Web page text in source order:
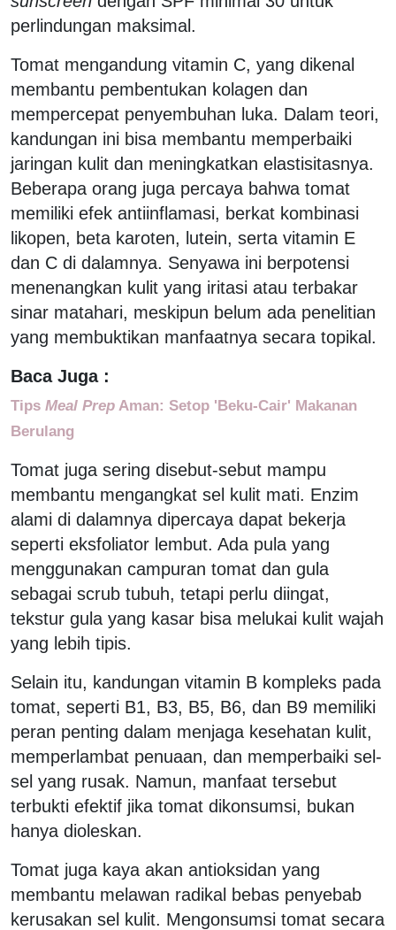
perlindungan maksimal.
Tomat mengandung vitamin C, yang dikenal
membantu pembentukan kolagen dan
mempercepat penyembuhan luka. Dalam teori,
kandungan ini bisa membantu memperbaiki
jaringan kulit dan meningkatkan elastisitasnya.
Beberapa orang juga percaya bahwa tomat
memiliki efek antiinflamasi, berkat kombinasi
likopen, beta karoten, lutein, serta vitamin E
dan C di dalamnya. Senyawa ini berpotensi
menenangkan kulit yang iritasi atau terbakar
sinar matahari, meskipun belum ada penelitian
yang membuktikan manfaatnya secara topikal.
Baca Juga :
Tips Meal Prep Aman: Setop 'Beku-Cair' Makanan
Berulang
Tomat juga sering disebut-sebut mampu
membantu mengangkat sel kulit mati. Enzim
alami di dalamnya dipercaya dapat bekerja
seperti eksfoliator lembut. Ada pula yang
menggunakan campuran tomat dan gula
sebagai scrub tubuh, tetapi perlu diingat,
tekstur gula yang kasar bisa melukai kulit wajah
yang lebih tipis.
Selain itu, kandungan vitamin B kompleks pada
tomat, seperti B1, B3, B5, B6, dan B9 memiliki
peran penting dalam menjaga kesehatan kulit,
memperlambat penuaan, dan memperbaiki sel-
sel yang rusak. Namun, manfaat tersebut
terbukti efektif jika tomat dikonsumsi, bukan
hanya dioleskan.
Tomat juga kaya akan antioksidan yang
membantu melawan radikal bebas penyebab
kerusakan sel kulit. Mengonsumsi tomat secara